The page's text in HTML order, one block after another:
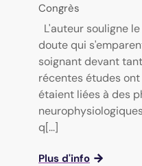
Congrès
L'auteur souligne
doute qui
soignant devant
récentes études
étaient liées à des
q[...]
Plus d'info